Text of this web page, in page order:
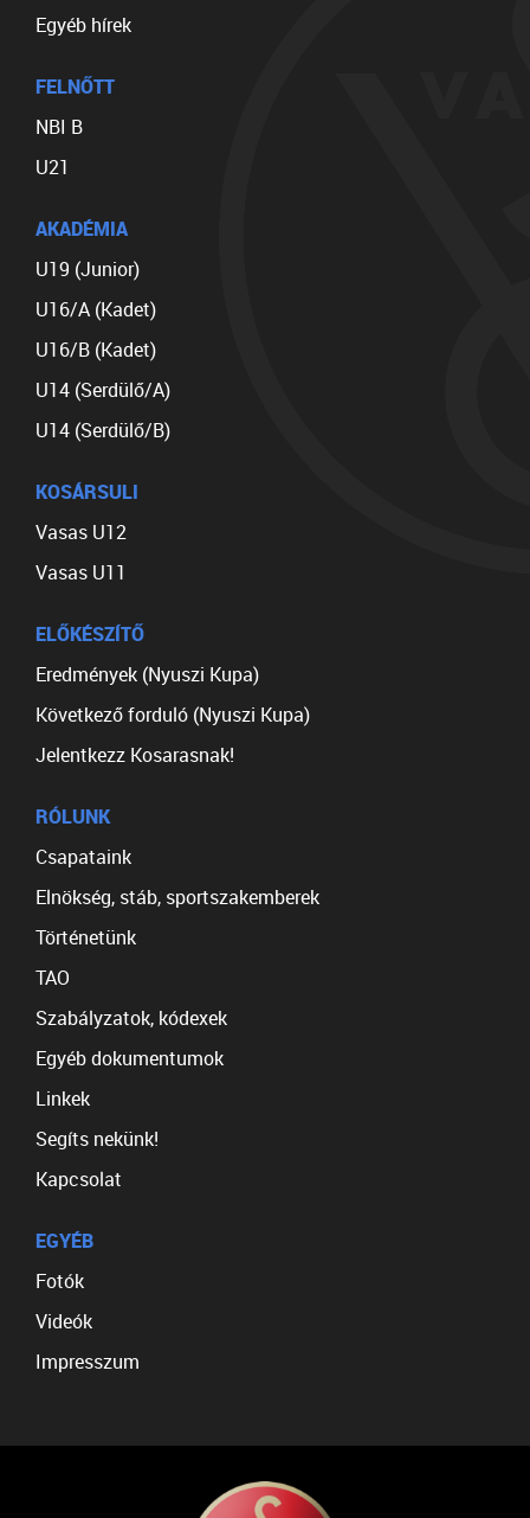
Egyéb hírek
FELNŐTT
NBI B
U21
AKADÉMIA
U19 (Junior)
U16/A (Kadet)
U16/B (Kadet)
U14 (Serdülő/A)
U14 (Serdülő/B)
KOSÁRSULI
Vasas U12
Vasas U11
ELŐKÉSZÍTŐ
Eredmények (Nyuszi Kupa)
Következő forduló (Nyuszi Kupa)
Jelentkezz Kosarasnak!
RÓLUNK
Csapataink
Elnökség, stáb, sportszakemberek
Történetünk
TAO
Szabályzatok, kódexek
Egyéb dokumentumok
Linkek
Segíts nekünk!
Kapcsolat
EGYÉB
Fotók
Videók
Impresszum